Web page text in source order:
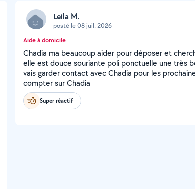
Leila M.
posté le 08 juil. 2026
Aide à domicile
Chadia ma beaucoup aider pour déposer et
elle est douce souriante poli ponctuelle une très
vais garder contact avec Chadia pour les
compter sur Chadia
Super réactif